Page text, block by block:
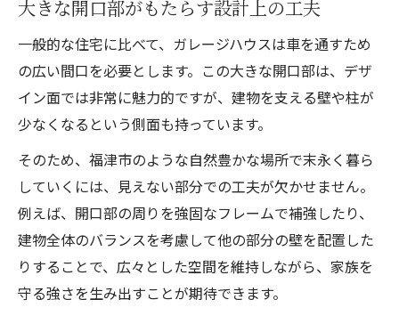
大きな開口部がもたらす設計上の工夫
一般的な住宅に比べて、ガレージハウスは車を通すため
の広い間口を必要とします。この大きな開口部は、デザ
イン面では非常に魅力的ですが、建物を支える壁や柱が
少なくなるという側面も持っています。
そのため、福津市のような自然豊かな場所で末永く暮ら
していくには、見えない部分での工夫が欠かせません。
例えば、開口部の周りを強固なフレームで補強したり、
建物全体のバランスを考慮して他の部分の壁を配置した
りすることで、広々とした空間を維持しながら、家族を
守る強さを生み出すことが期待できます。